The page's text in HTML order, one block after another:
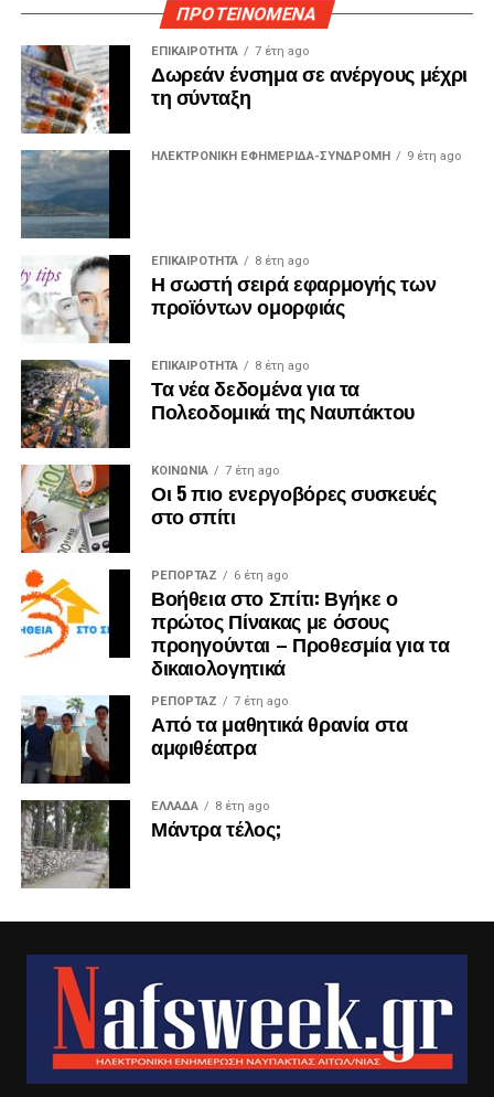
ΠΡΟΤΕΙΝΟΜΕΝΑ
ΕΠΙΚΑΙΡΟΤΗΤΑ 7 έτη ago
Δωρεάν ένσημα σε ανέργους μέχρι
τη σύνταξη
ΗΛΕΚΤΡΟΝΙΚΗ ΕΦΗΜΕΡΙΔΑ-ΣΥΝΔΡΟΜΗ 9 έτη ago
ΕΠΙΚΑΙΡΟΤΗΤΑ 8 έτη ago
Η σωστή σειρά εφαρμογής των
προϊόντων ομορφιάς
ΕΠΙΚΑΙΡΟΤΗΤΑ 8 έτη ago
Τα νέα δεδομένα για τα
Πολεοδομικά της Ναυπάκτου
ΚΟΙΝΩΝΙΑ 7 έτη ago
Οι 5 πιο ενεργοβόρες συσκευές
στο σπίτι
ΡΕΠΟΡΤΑΖ 6 έτη ago
Βοήθεια στο Σπίτι: Βγήκε ο
πρώτος Πίνακας με όσους
προηγούνται – Προθεσμία για τα
δικαιολογητικά
ΡΕΠΟΡΤΑΖ 7 έτη ago
Από τα μαθητικά θρανία στα
αμφιθέατρα
ΕΛΛΑΔΑ 8 έτη ago
Μάντρα τέλος;